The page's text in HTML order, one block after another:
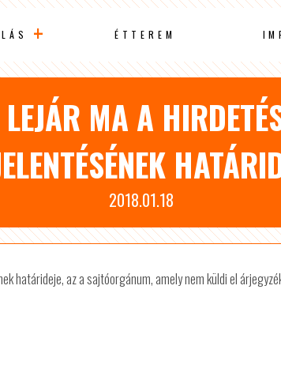
ÉTTEREM
MA A
2018.01.18
határideje, az a sajtóorgánum, amely nem küldi el